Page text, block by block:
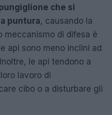
che si
puntura, causando la
meccanismo di difesa è
api sono meno inclini ad
le api tendono a
lavoro di
cibo o a disturbare gli